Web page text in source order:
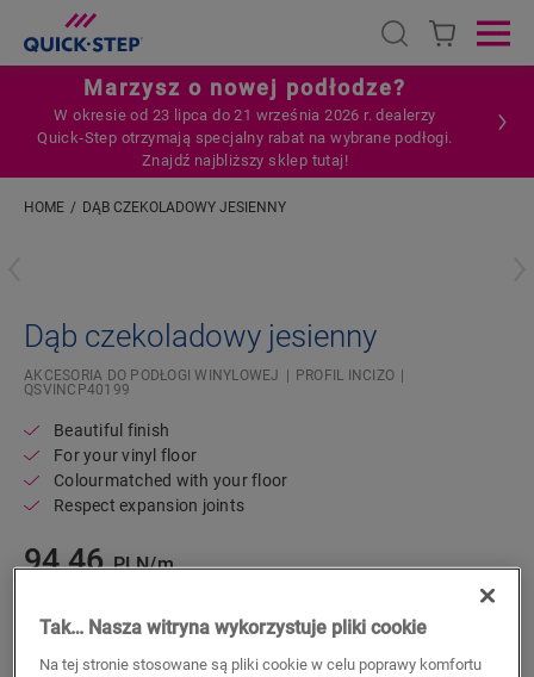
Open search
Marzysz o nowej podłodze?
W okresie od 23 lipca do 21 września 2026 r. dealerzy
Quick‑Step otrzymają specjalny rabat na wybrane podłogi.
Znajdź najbliższy sklep tutaj!
HOME DĄB CZEKOLADOWY JESIENNY
Dąb czekoladowy jesienny
AKCESORIA DO PODŁOGI WINYLOWEJ
PROFIL INCIZO
QSVINCP40199
Beautiful finish
For your vinyl floor
Colourmatched with your floor
Respect expansion joints
94,46PLN/m
Tak… Nasza witryna wykorzystuje pliki cookie
Na tej stronie stosowane są pliki cookie w celu poprawy komfortu